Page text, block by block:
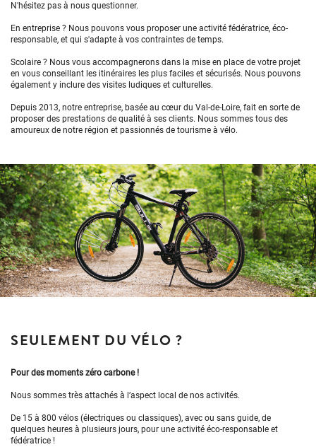
N'hésitez pas à nous questionner.
En entreprise ? Nous pouvons vous proposer une activité fédératrice, éco-
responsable, et qui s'adapte à vos contraintes de temps.
Scolaire ? Nous vous accompagnerons dans la mise en place de votre projet
en vous conseillant les itinéraires les plus faciles et sécurisés. Nous pouvons
également y inclure des visites ludiques et culturelles.
Depuis 2013, notre entreprise, basée au cœur du Val-de-Loire, fait en sorte de
proposer des prestations de qualité à ses clients. Nous sommes tous des
amoureux de notre région et passionnés de tourisme à vélo.
SEULEMENT DU VÉLO ?
Pour des moments zéro carbone !
Nous sommes très attachés à l’aspect local de nos activités.
De 15 à 800 vélos (électriques ou classiques), avec ou sans guide, de
quelques heures à plusieurs jours, pour une activité éco-responsable et
fédératrice !